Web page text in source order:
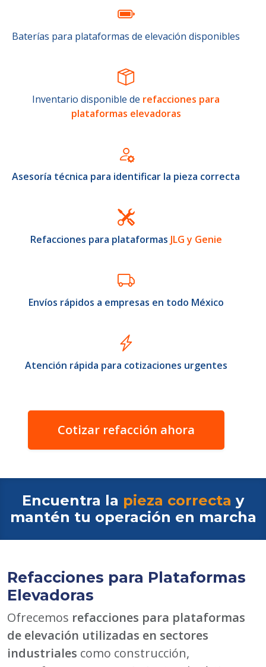
Baterías para plataformas de elevación disponibles
Inventario disponible de refacciones para
plataformas elevadoras
Asesoría técnica para identificar la pieza correcta
Refacciones para plataformas JLG y Genie
Envíos rápidos a empresas en todo México
Atención rápida para cotizaciones urgentes
Cotizar refacción ahora
Encuentra la pieza correcta y
mantén tu operación en marcha
Refacciones para Plataformas
Elevadoras
Ofrecemos refacciones para plataformas
de elevación utilizadas en sectores
industriales como construcción,